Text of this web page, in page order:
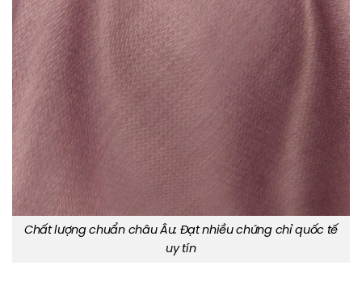
Chất lượng chuẩn châu Âu: Đạt nhiều chứng chỉ quốc tế
uy tín